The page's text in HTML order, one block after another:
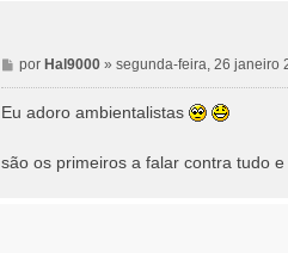
M
e
g
porHal9000 »segunda-feira, 26 janeiro
Eu adoro ambientalistas
são os primeiros a falar contra tudo